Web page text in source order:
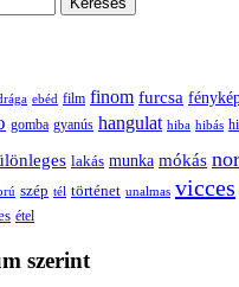
ebéd film finom furcsa
gomba gyanús hangulat hiba hibás
lakás munka mókás
szép tél történet unalmas vicces
étel
szerint